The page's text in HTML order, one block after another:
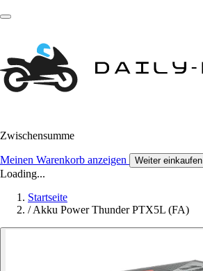
Zwischensumme
Meinen Warenkorb anzeigen Weiter einkaufen
Loading...
Startseite
/ Akku Power Thunder PTX5L (FA)